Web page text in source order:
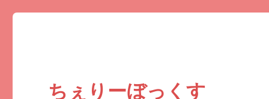
ちぇりーぼっくす